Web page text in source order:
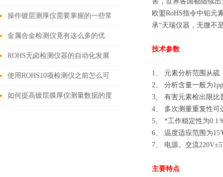
用
操作镀层测厚仪需要掌握的一些常
识
金属合金检测仪竟有这么多的优
势！
ROHS无卤检测仪器的自动化发展
得到了大家的认可
使用ROHS10项检测仪之前怎么可
以不了解这些！
如何提高镀层膜厚仪测量数据的度
欧盟RoHS指令中铅元
承“天瑞仪器，无微不
技术参数
1、 元素分析范围从硫
2、 分析含量一般为
3、 有害元素检出限
4、 多次测量重复性可
5、 *工作稳定性为0.1
6、 温度适应范围为
7、 电源。交流
主要特点